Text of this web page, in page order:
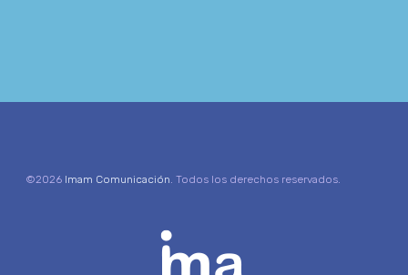
©2026 Imam Comunicación. Todos los derechos reservados.